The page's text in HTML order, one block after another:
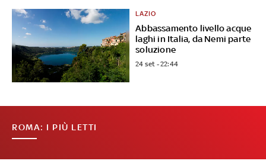
Abbassamento livello acque
laghi in Italia, da Nemi parte
soluzione
LAZIO
24 set - 22:44
ROMA: I PIÙ LETTI